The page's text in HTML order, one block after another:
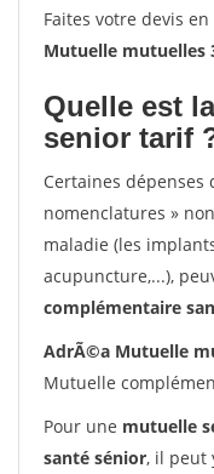
Faites votre devis
Mutuelle mutuelles
Quelle est
senior tarif
Certaines dépenses
nomenclatures »
maladie (les
acupuncture,...),
complémentaire
AdrÃ©a Mutuelle
Mutuelle
Pour une mutuelle
santé sénior, il peut